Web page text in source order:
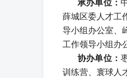
薛城区委人才工
导小组办公室、
工作领导小组办
协办单位：
训练营、寰球人